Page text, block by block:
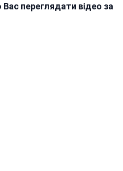
переглядати відео за